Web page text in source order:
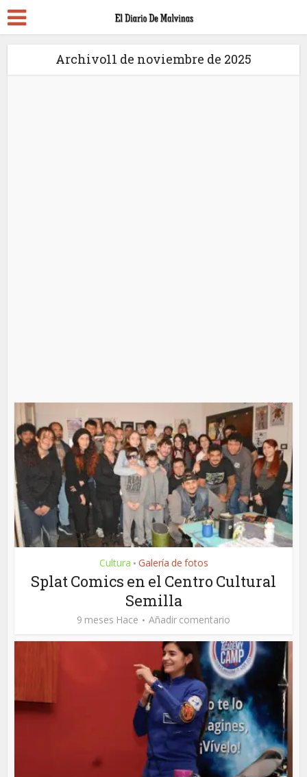
Archivo11 de noviembre de 2025
Cultura • Galería de fotos
Splat Comics en el Centro Cultural
Semilla
9 meses Hace Añadir comentario